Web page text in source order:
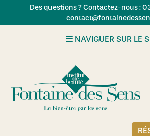
Skip to main content
Des questions ? Contactez-nous :
NAVIGUER SUR LE